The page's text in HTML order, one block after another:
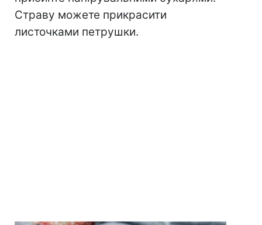
Страву можете прикрасити
листочками петрушки.